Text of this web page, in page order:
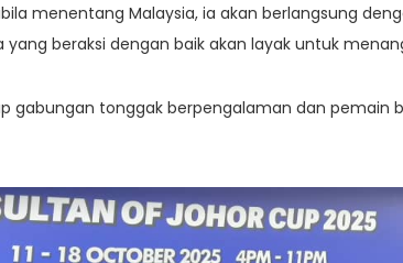
menentang Malaysia, ia akan berlangsung
beraksi dengan baik akan layak untuk
gabungan tonggak berpengalaman dan pemain